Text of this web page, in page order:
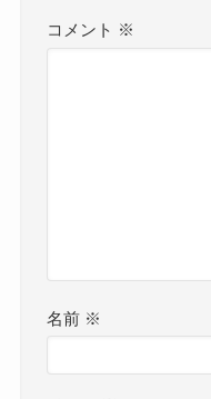
コメント ※
名前 ※